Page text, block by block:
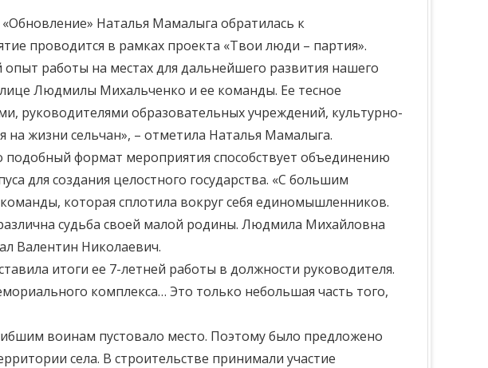
Наталья Мамалыга обратилась к
проводится в рамках проекта «Твои люди – партия».
работы на местах для дальнейшего развития нашего
Людмилы Михальченко и ее команды. Ее тесное
руководителями образовательных учреждений, культурно-
на жизни сельчан», – отметила Наталья Мамалыга.
формат мероприятия способствует объединению
для создания целостного государства. «С большим
которая сплотила вокруг себя единомышленников.
судьба своей малой родины. Людмила Михайловна
Валентин Николаевич.
итоги ее 7-летней работы в должности руководителя.
комплекса… Это только небольшая часть того,
воинам пустовало место. Поэтому было предложено
села. В строительстве принимали участие